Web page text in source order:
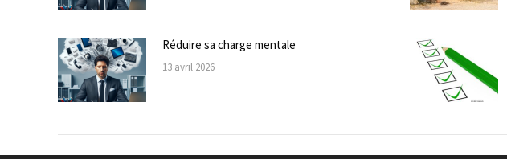
Réduire sa charge mentale
13 avril 2026